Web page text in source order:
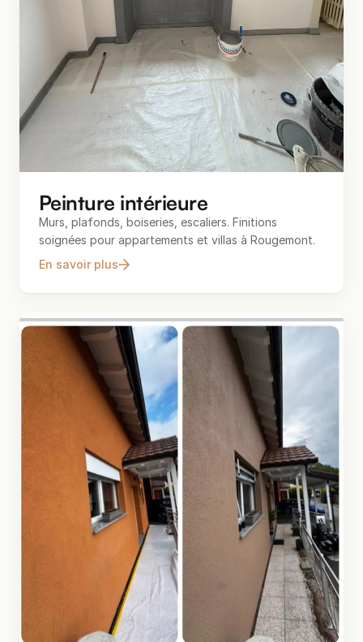
Peinture intérieure
Murs, plafonds, boiseries, escaliers. Finitions
soignées pour appartements et villas à Rougemont.
En savoir plus